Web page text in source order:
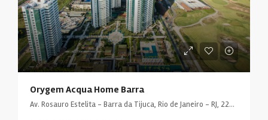
Orygem Acqua Home Barra
Av. Rosauro Estelita - Barra da Tijuca, Rio de Janeiro - RJ, 22793, Brasil